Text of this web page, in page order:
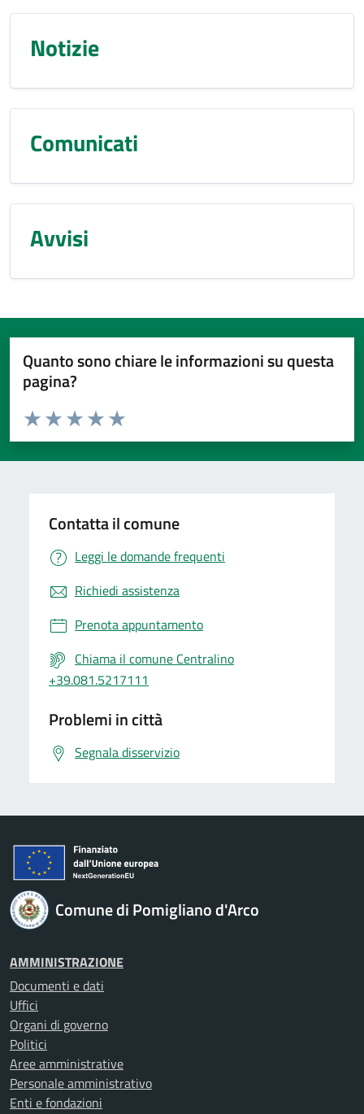
Notizie
Comunicati
Avvisi
Quanto sono chiare le informazioni su questa
pagina?
Valuta da 1 a 5 stelle la pagina
Valuta 5 stelle su 5
Valuta 4 stelle su 5
Valuta 3 stelle su 5
Valuta 2 stelle su 5
Valuta 1 stelle su 5
Contatta il comune
Leggi le domande frequenti
Richiedi assistenza
Prenota appuntamento
Chiama il comune Centralino
+39.081.5217111
Problemi in città
Segnala disservizio
Comune di Pomigliano d'Arco
AMMINISTRAZIONE
Documenti e dati
Uffici
Organi di governo
Politici
Aree amministrative
Personale amministrativo
Enti e fondazioni